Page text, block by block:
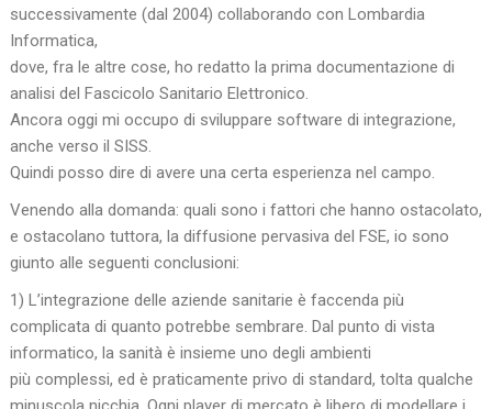
successivamente (dal 2004) collaborando con Lombardia
Informatica,
dove, fra le altre cose, ho redatto la prima documentazione di
analisi del Fascicolo Sanitario Elettronico.
Ancora oggi mi occupo di sviluppare software di integrazione,
anche verso il SISS.
Quindi posso dire di avere una certa esperienza nel campo.
Venendo alla domanda: quali sono i fattori che hanno ostacolato,
e ostacolano tuttora, la diffusione pervasiva del FSE, io sono
giunto alle seguenti conclusioni:
1) L’integrazione delle aziende sanitarie è faccenda più
complicata di quanto potrebbe sembrare. Dal punto di vista
informatico, la sanità è insieme uno degli ambienti
più complessi, ed è praticamente privo di standard, tolta qualche